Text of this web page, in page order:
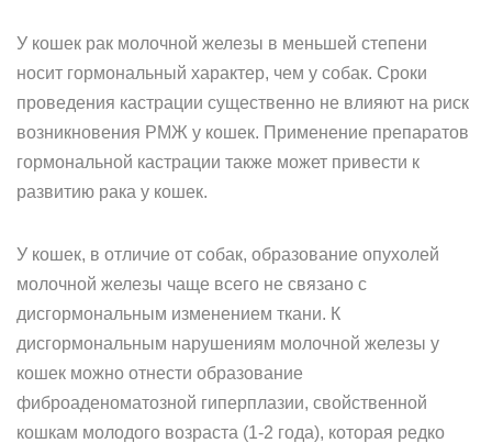
У кошек рак молочной железы в меньшей степени
носит гормональный характер, чем у собак. Сроки
проведения кастрации существенно не влияют на риск
возникновения РМЖ у кошек. Применение препаратов
гормональной кастрации также может привести к
развитию рака у кошек.
У кошек, в отличие от собак, образование опухолей
молочной железы чаще всего не связано с
дисгормональным изменением ткани. К
дисгормональным нарушениям молочной железы у
кошек можно отнести образование
фиброаденоматозной гиперплазии, свойственной
кошкам молодого возраста (1-2 года), которая редко